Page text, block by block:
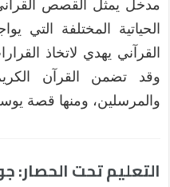
مدخل يمثل القصص
الحياتية المختلفة التي
القرآني يهدي لاتخاذ
وقد تضمن القرآن
والمرسلين، ومنها قصة
التعليم تحت الحصار: